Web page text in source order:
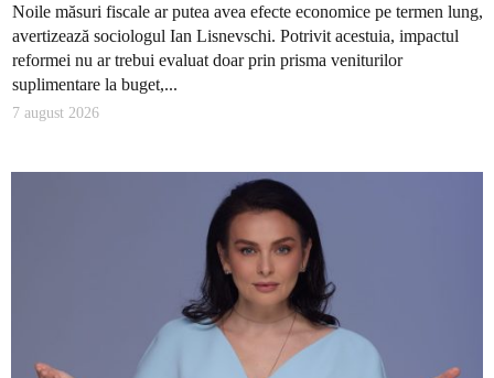
Noile măsuri fiscale ar putea avea efecte economice pe termen lung,
avertizează sociologul Ian Lisnevschi. Potrivit acestuia, impactul
reformei nu ar trebui evaluat doar prin prisma veniturilor
suplimentare la buget,...
7 august 2026